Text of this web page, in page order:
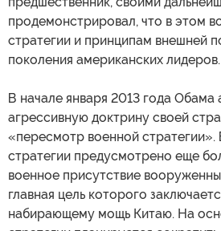
продемонстрировал, что в этом
стратегии и принципам внешней
поколения американских лидеров.
В начале января 2013 года
агрессивную доктрину своей
«пересмотр военной стратегии».
стратегии предусмотрено еще
военное присутствие
главная цель которого
набирающему мощь Китаю. На